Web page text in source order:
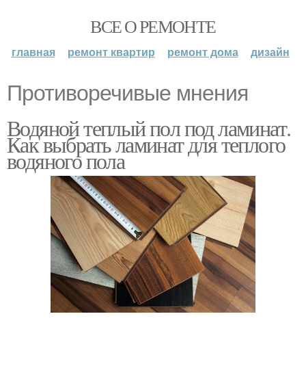
ВСЕ О РЕМОНТЕ
главная ремонт квартир ремонт дома дизайн
Противоречивые мнения
Водяной теплый пол под ламинат.
Как выбрать ламинат для теплого
водяного пола